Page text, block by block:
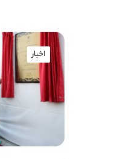
اخبار